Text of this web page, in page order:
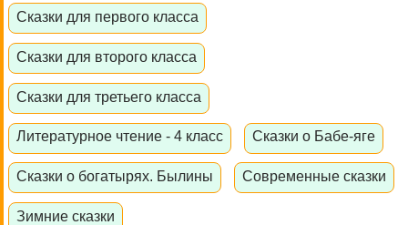
Сказки для первого класса
Сказки для второго класса
Сказки для третьего класса
Литературное чтение - 4 класс Сказки о Бабе-яге
Сказки о богатырях. Былины Современные сказки
Зимние сказки